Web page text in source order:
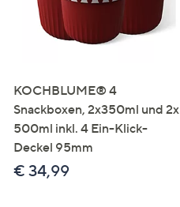
KOCHBLUME® 4
Snackboxen, 2x350ml und 2x
500ml inkl. 4 Ein-Klick-
Deckel 95mm
€ 34,99